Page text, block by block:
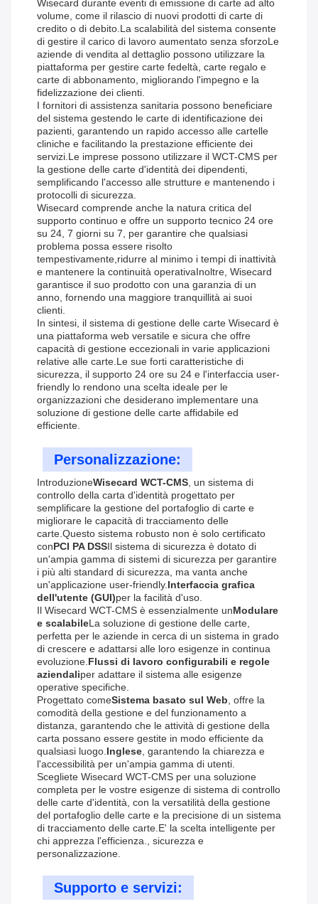
Wisecard durante eventi di emissione di carte ad alto
volume, come il rilascio di nuovi prodotti di carte di
credito o di debito.La scalabilità del sistema consente
di gestire il carico di lavoro aumentato senza sforzoLe
aziende di vendita al dettaglio possono utilizzare la
piattaforma per gestire carte fedeltà, carte regalo e
carte di abbonamento, migliorando l'impegno e la
fidelizzazione dei clienti.
I fornitori di assistenza sanitaria possono beneficiare
del sistema gestendo le carte di identificazione dei
pazienti, garantendo un rapido accesso alle cartelle
cliniche e facilitando la prestazione efficiente dei
servizi.Le imprese possono utilizzare il WCT-CMS per
la gestione delle carte d'identità dei dipendenti,
semplificando l'accesso alle strutture e mantenendo i
protocolli di sicurezza.
Wisecard comprende anche la natura critica del
supporto continuo e offre un supporto tecnico 24 ore
su 24, 7 giorni su 7, per garantire che qualsiasi
problema possa essere risolto
tempestivamente,ridurre al minimo i tempi di inattività
e mantenere la continuità operativaInoltre, Wisecard
garantisce il suo prodotto con una garanzia di un
anno, fornendo una maggiore tranquillità ai suoi
clienti.
In sintesi, il sistema di gestione delle carte Wisecard è
una piattaforma web versatile e sicura che offre
capacità di gestione eccezionali in varie applicazioni
relative alle carte.Le sue forti caratteristiche di
sicurezza, il supporto 24 ore su 24 e l'interfaccia user-
friendly lo rendono una scelta ideale per le
organizzazioni che desiderano implementare una
soluzione di gestione delle carte affidabile ed
efficiente.
Personalizzazione:
IntroduzioneWisecard WCT-CMS, un sistema di
controllo della carta d'identità progettato per
semplificare la gestione del portafoglio di carte e
migliorare le capacità di tracciamento delle
carte.Questo sistema robusto non è solo certificato
conPCI PA DSSIl sistema di sicurezza è dotato di
un'ampia gamma di sistemi di sicurezza per garantire
i più alti standard di sicurezza, ma vanta anche
un'applicazione user-friendly.Interfaccia grafica
dell'utente (GUI)per la facilità d'uso.
Il Wisecard WCT-CMS è essenzialmente unModulare
e scalabileLa soluzione di gestione delle carte,
perfetta per le aziende in cerca di un sistema in grado
di crescere e adattarsi alle loro esigenze in continua
evoluzione.Flussi di lavoro configurabili e regole
aziendaliper adattare il sistema alle esigenze
operative specifiche.
Progettato comeSistema basato sul Web, offre la
comodità della gestione e del funzionamento a
distanza, garantendo che le attività di gestione della
carta possano essere gestite in modo efficiente da
qualsiasi luogo.Inglese, garantendo la chiarezza e
l'accessibilità per un'ampia gamma di utenti.
Scegliete Wisecard WCT-CMS per una soluzione
completa per le vostre esigenze di sistema di controllo
delle carte d'identità, con la versatilità della gestione
del portafoglio delle carte e la precisione di un sistema
di tracciamento delle carte.E' la scelta intelligente per
chi apprezza l'efficienza., sicurezza e
personalizzazione.
Supporto e servizi: